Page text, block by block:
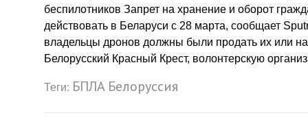
беспилотников Запрет на хранение и оборот
действовать в Беларуси с 28 марта, сообщает
владельцы дронов должны были продать их или
Белорусский Красный Крест, волонтерскую
Теги: БПЛА Белоруссия